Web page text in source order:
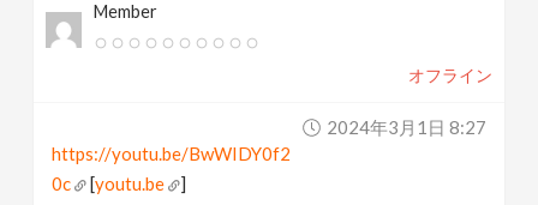
Member
オフライン
2024年3月1日 8:27
https://youtu.be/BwWIDY0f2
0c
[youtu.be ]